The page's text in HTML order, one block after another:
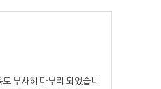
무사히 마무리 되었습니